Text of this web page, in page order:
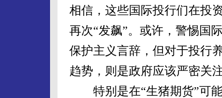
相信，这些国际投行们在投
再次“发飙”。或许，警惕国
保护主义言辞，但对于投行
趋势，则是政府应该严密关
特别是在“生猪期货”可能